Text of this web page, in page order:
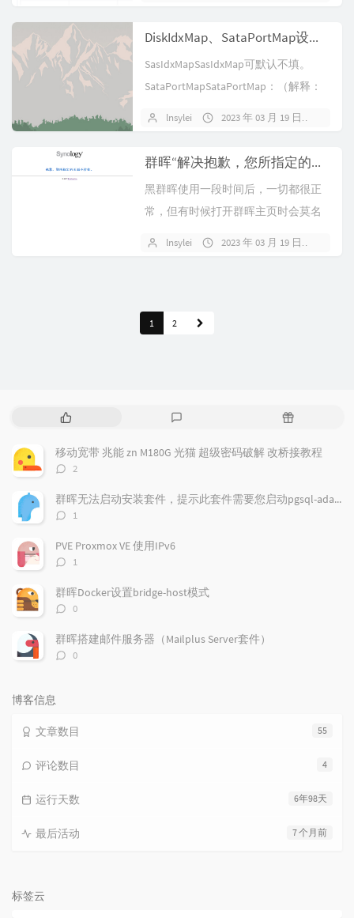
DiskIdxMap、SataPortMap设置方法及思路
SasIdxMapSasIdxMap可默认不填。
SataPortMapSataPortMap：（解释：
lnsylei 2023 年 03 月 19 日
群晖“解决抱歉，您所指定的页面不存在”
黑群晖使用一段时间后，一切都很正
常，但有时候打开群晖主页时会莫名
lnsylei 2023 年 03 月 19 日
1 2
热
文
章
评
论
随
文
章
移动宽带 兆能 zn M180G 光猫 超级密码破解 改桥接教程
评
数：
2
群晖无法启动安装套件，提示此套件需要您启动pgsql-adapter.service
评
数：
1
PVE Proxmox VE 使用IPv6
评
数：
1
群晖Docker设置bridge-host模式
评
数：
0
群晖搭建邮件服务器（Mailplus Server套件）
评
0
博客信息
55
文章数目
4
评论数目
6年98天
运行天数
7 个月前
最后活动
标签云